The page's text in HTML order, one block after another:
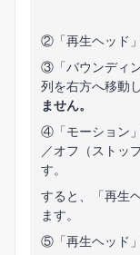
②「再生ヘッド
③「バウンディ
列を右方へ移動
ません。
④「モーション
／オフ（ストッ
す。
すると、「再生
ます。
⑤「再生ヘッド